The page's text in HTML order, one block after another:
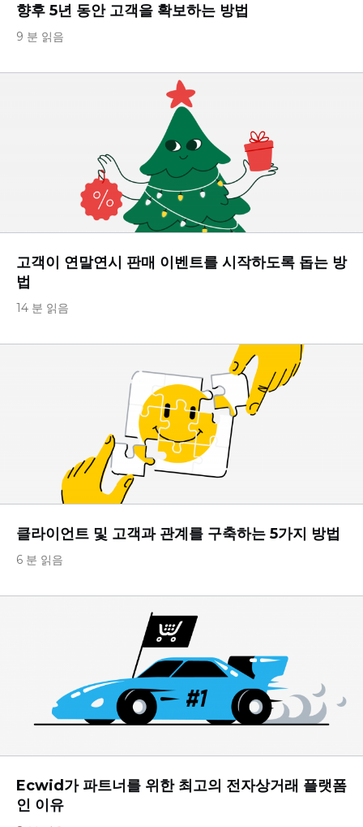
향후 5년 동안 고객을 확보하는 방법
9 분 읽음
고객이 연말연시 판매 이벤트를 시작하도록 돕는 방
법
14 분 읽음
클라이언트 및 고객과 관계를 구축하는 5가지 방법
6 분 읽음
Ecwid가 파트너를 위한 최고의 전자상거래 플랫폼
인 이유